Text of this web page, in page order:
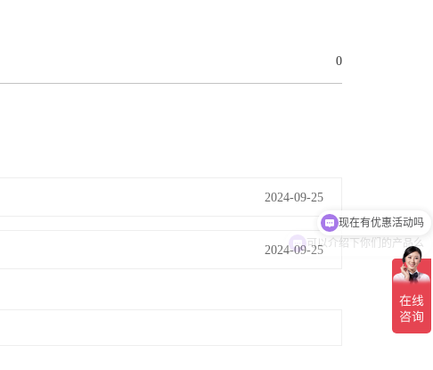
0
2024-09-25
2024-09-25
可以介绍下你们的产品么